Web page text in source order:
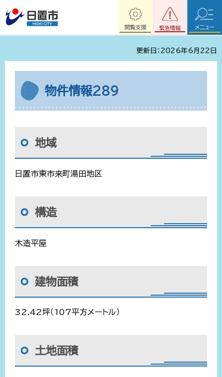
緊急情報
閲覧支援 メニュー
更新日：2026年6月22日
物件情報289
地域
日置市東市来町湯田地区
構造
木造平屋
建物面積
32.42坪（107平方メートル）
土地面積